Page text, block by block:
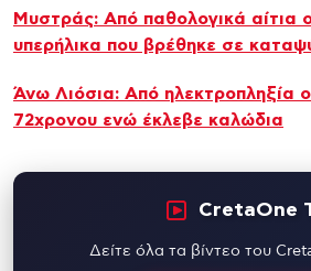
Μυστράς: Από παθολογικά αίτια
υπερήλικα που βρέθηκε σε
Άνω Λιόσια: Από ηλεκτροπληξία
72χρονου ενώ έκλεβε καλώδια
CretaOne
Δείτε όλα τα βίντεο του